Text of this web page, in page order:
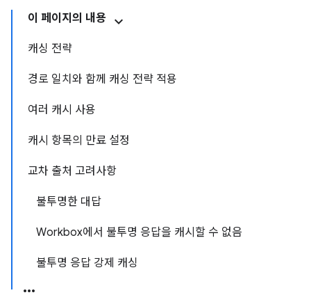
이 페이지의 내용
캐싱 전략
경로 일치와 함께 캐싱 전략 적용
여러 캐시 사용
캐시 항목의 만료 설정
교차 출처 고려사항
불투명한 대답
Workbox에서 불투명 응답을 캐시할 수 없음
불투명 응답 강제 캐싱